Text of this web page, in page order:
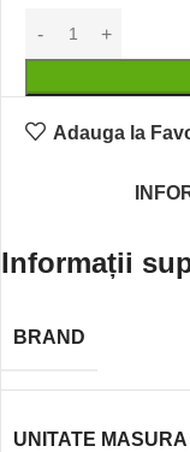
Adauga la
Informații
BRAND
UNITATE MASURA